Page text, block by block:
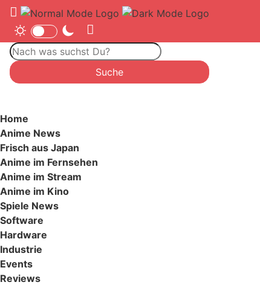
Home
Anime News
Frisch aus Japan
Anime im Fernsehen
Anime im Stream
Anime im Kino
Spiele News
Software
Hardware
Industrie
Events
Reviews